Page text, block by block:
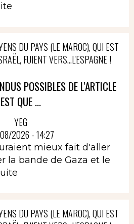
DU PAYS (LE MAROC), QUI EST
FUIENT VERS...L'ESPAGNE !
POSSIBLES DE L'ARTICLE
EST QUE ...
YEG
2026 - 14:27
mieux fait d'aller
la bande de Gaza et le
DU PAYS (LE MAROC), QUI EST